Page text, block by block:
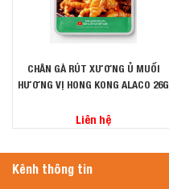
CHÂN GÀ RÚT XƯƠNG Ủ MUỐI
HƯƠNG VỊ HONG KONG ALACO 26G
Liên hệ
Kênh thông tin